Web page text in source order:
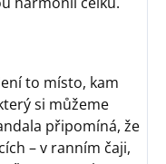
to místo, kam
si můžeme
připomíná, že
– v ranním čaji,